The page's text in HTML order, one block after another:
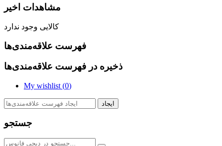
مشاهدات اخیر
کالایی وجود ندارد
فهرست علاقه‌مندی‌ها
ذخیره در فهرست علاقه‌مندی‌ها
My wishlist (0)
ایجاد
جستجو